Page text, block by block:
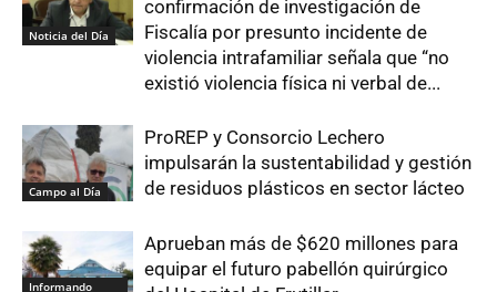
Noticia del Día
confirmación de investigación de
Fiscalía por presunto incidente de
violencia intrafamiliar señala que “no
existió violencia física ni verbal de...
Campo al Día
ProREP y Consorcio Lechero
impulsarán la sustentabilidad y gestión
de residuos plásticos en sector lácteo
Informando
Aprueban más de $620 millones para
equipar el futuro pabellón quirúrgico